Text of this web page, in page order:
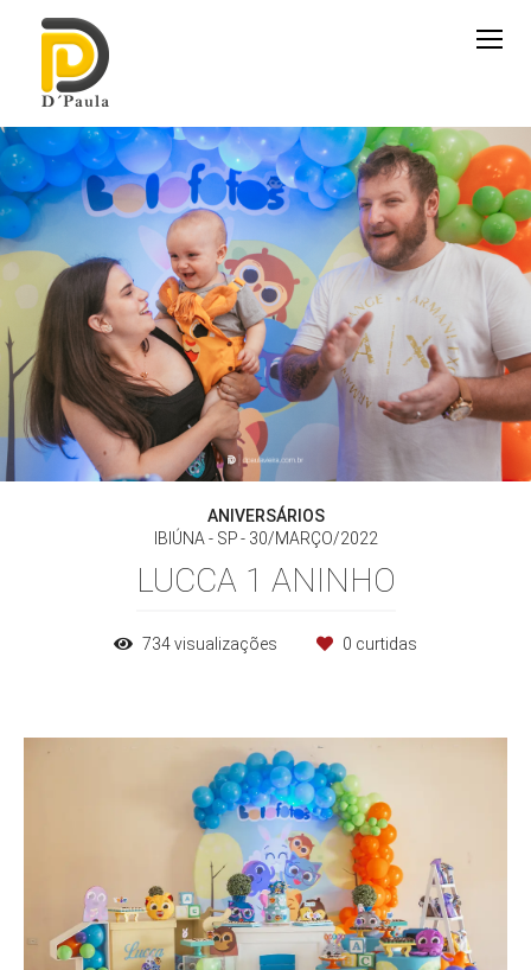
ANIVERSÁRIOS
IBIÚNA - SP
30/MARÇO/2022
LUCCA 1 ANINHO
734visualizações 0 curtidas